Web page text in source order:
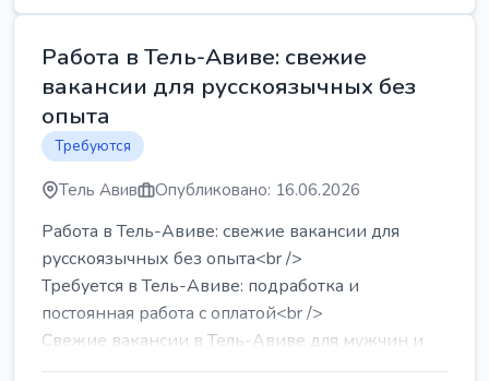
Работа в Тель-Авиве: свежие
вакансии для русскоязычных без
опыта
Требуются
Тель Авив Опубликовано: 16.06.2026
Работа в Тель-Авиве: свежие вакансии для
русскоязычных без опыта<br />
Требуется в Тель-Авиве: подработка и
постоянная работа с оплатой<br />
Свежие вакансии в Тель-Авиве для мужчин и
женщин от хозя...